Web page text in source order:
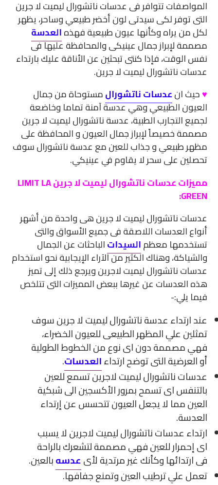
المواصفات تتوافر فى عدسات ناتشورال ليميت لا جرين
التى توفر لكى سيدتى لون أخضر طبيعي وساحر، يظهر
لكل من يراه وكأنها عيون طبيعية فهذهالعدسة
مصممة لإبراز جمال عينيكى والمحافظة عليها فى
نفس الوقت، فإذا كنتى تبحثين عن الأناقة عليك بارتداء
عدسات ناتشورال ليميت لا جرين.
♥حيث انعدسات ناتشورالمستوحاة من جمال
العيون الطبيعي وهي عدسة آمنة تماما وخاضعة
لجميعالتجارب الطبية، عدسة ناتشورال ليميت لا جرين
مصممة خصيصاً لإبراز جمال العيون و المحافظة على
مظهر طبيعي و جذاب للعين مع عدسة ناتشورال سوف
تحصلين على سحر لا يقاوم في عينيكي.
مميزات عدسات ناتشورال ليميت لا جرين LIMIT LA
GREEN:
عدسات ناتشورال ليميت لا جرين هى واحدة من أشهر
أنواع العدسات اللاصقة فى جميع الأسواق والتى
تستخدمها معظمالسيداتالباحثات عن الجمال
والشياكة، وهناك الكثير من الآراء الإيجابية نحو استخدام
عدسات ناتشورال ليميت لاجرين ويرجع ذلك إلى تميز
هذه العدسات عن غيرها ببعض المميزات التى تتلخص
فيما يلي:-
عند ارتداء عدسة ناتشورال ليميت لا جرين سوف
تمثلين علي المظهر الطبيعى للعيون الخضراء،
فهي مصممة دون اى نوع من الخطوط الطولية
أو العرضية التى توضح ارتداءالعدسات.
عدسات ناتشورال ليميت لاجرين تسمع للعين
بالتنفس اى تسمح بمرور الأكسجين الى شبكية
العين مما لا يجعل العيون تتحسس عن إرتداء
العدسة.
ارتداء عدسات ناتشورال ليميت لاجرين لا يسبب
اى إحمرار للعين فهي مصممة لتشعرك بالراحة
فى ارتدائها وكأنك غير مرتدية لأىعدسهبالعين.
تعمل علي ترطيب العين وتمنع جفافها.